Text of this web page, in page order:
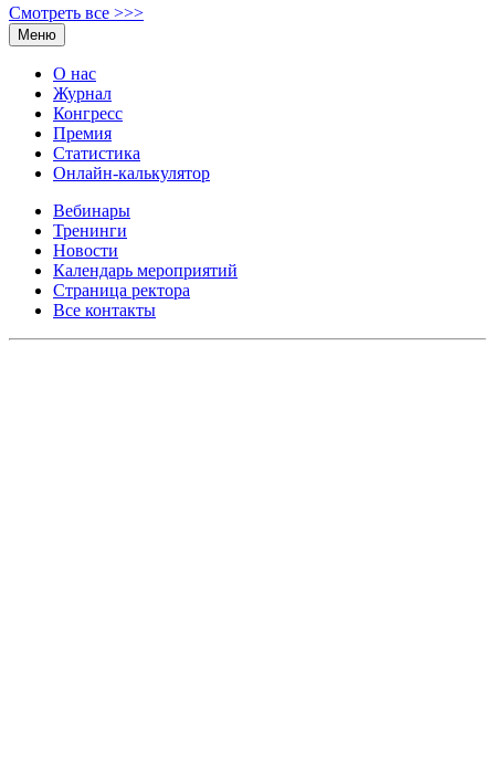
Смотреть все >>>
Меню
О нас
Журнал
Конгресс
Премия
Статистика
Онлайн-калькулятор
Вебинары
Тренинги
Новости
Календарь мероприятий
Страница ректора
Все контакты